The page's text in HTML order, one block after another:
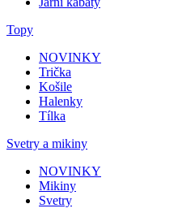
Topy
NOVINKY
Trička
Košile
Halenky
Tílka
Svetry a mikiny
NOVINKY
Mikiny
Svetry